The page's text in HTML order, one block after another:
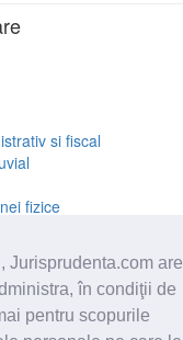
Jurisprudenta.com are
în condiţii de
pentru scopurile
si fiscal
fizice